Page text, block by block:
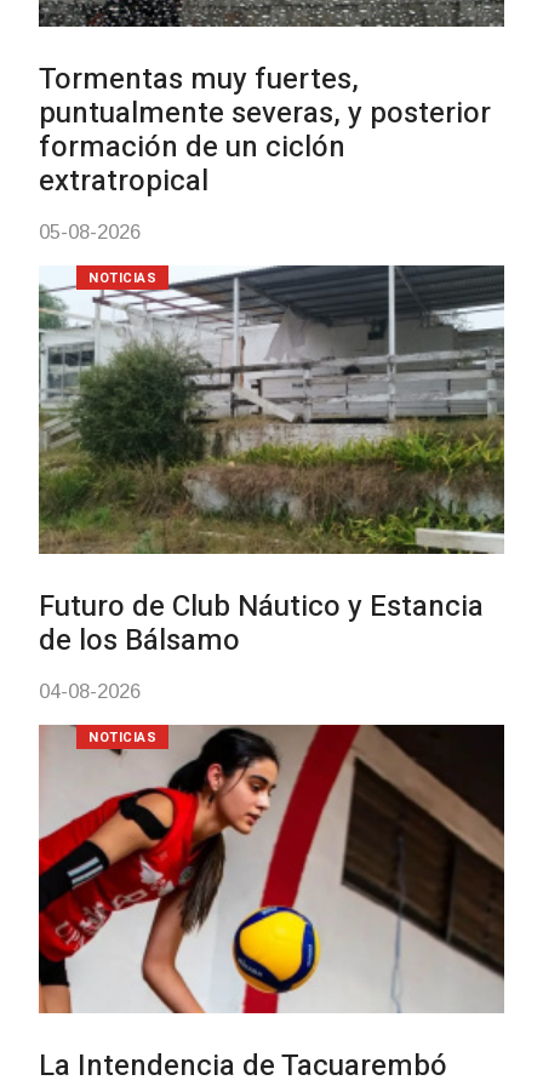
Clases de Muai Thai en Complejo
Charrúa
03-08-2026
Turismo accesible para personas
mayores
03-08-2026
vacunación contra el
NOTICIAS